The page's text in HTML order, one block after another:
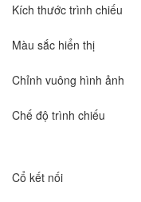
Kích thước trình chiếu
Màu sắc hiển thị
Chỉnh vuông hình ảnh
Chế độ trình chiếu
Cổ kết nối